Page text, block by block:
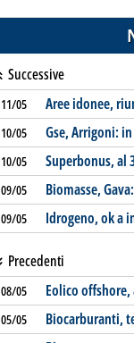
Successive
11/05 Aree idonee,
10/05 Gse, Arrigoni:
10/05 Superbonus, al
09/05 Biomasse,
09/05 Idrogeno, ok a
Precedenti
08/05 Eolico
05/05 Biocarburanti,